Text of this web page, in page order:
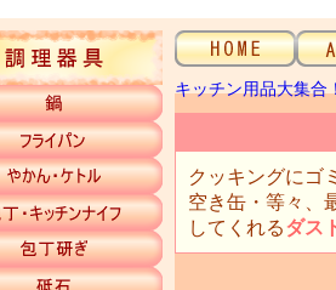
キッチン用品大集合
クッキングにゴ
空き缶・等々、
してくれるダス